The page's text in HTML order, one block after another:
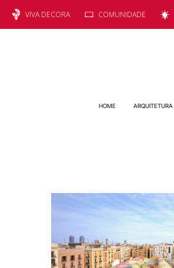
VIVA DECORA COMUNIDADE
HOME ARQUITETURA